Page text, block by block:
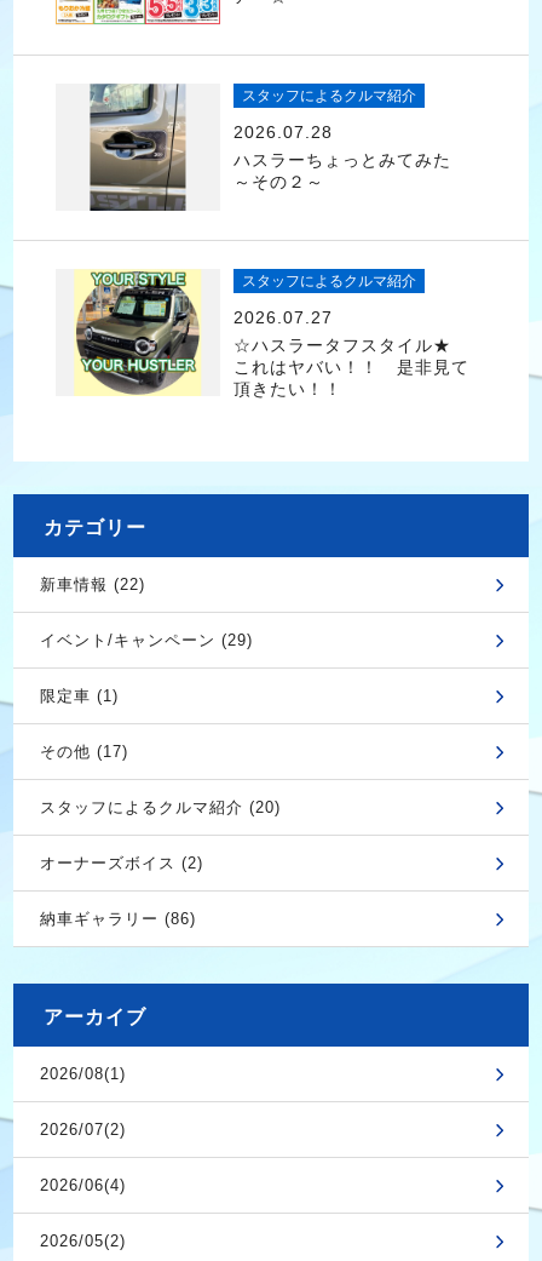
スタッフによるクルマ紹介
2026.07.28
ハスラーちょっとみてみた
～その２～
スタッフによるクルマ紹介
2026.07.27
☆ハスラータフスタイル★
これはヤバい！！ 是非見て
頂きたい！！
カテゴリー
新車情報 (22)
イベント/キャンペーン (29)
限定車 (1)
その他 (17)
スタッフによるクルマ紹介 (20)
オーナーズボイス (2)
納車ギャラリー (86)
アーカイブ
2026/08(1)
2026/07(2)
2026/06(4)
2026/05(2)